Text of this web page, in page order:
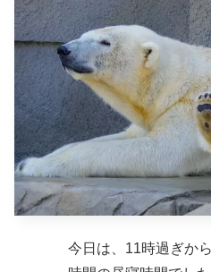
今日は、11時過ぎか